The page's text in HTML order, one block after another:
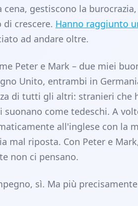
cena, gestiscono la
di crescere. Hanno raggiunto
ad andare oltre.
Peter e Mark – due miei
Unito, entrambi in
di tutti gli altri: stranieri che
suonano come tedeschi. A
all'inglese con la
mal riposta. Con Peter e
non ci pensano.
sì. Ma più